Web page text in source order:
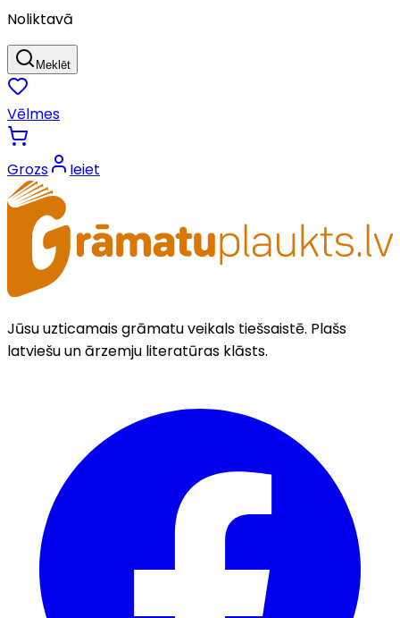
Noliktavā
Meklēt
Vēlmes
Grozs Ieiet
Jūsu uzticamais grāmatu veikals tiešsaistē. Plašs
latviešu un ārzemju literatūras klāsts.